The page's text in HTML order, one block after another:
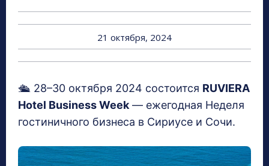
21 октября, 2024
🛳️ 28–30 октября 2024 состоится RUVIERA
Hotel Business Week— ежегодная Неделя
гостиничного бизнеса в Сириусе и Сочи.